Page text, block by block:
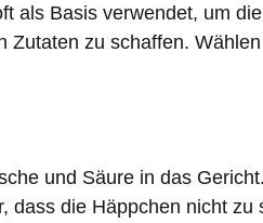
als Basis verwendet, um
Zutaten zu schaffen.
und Säure in das
dass die Häppchen nicht